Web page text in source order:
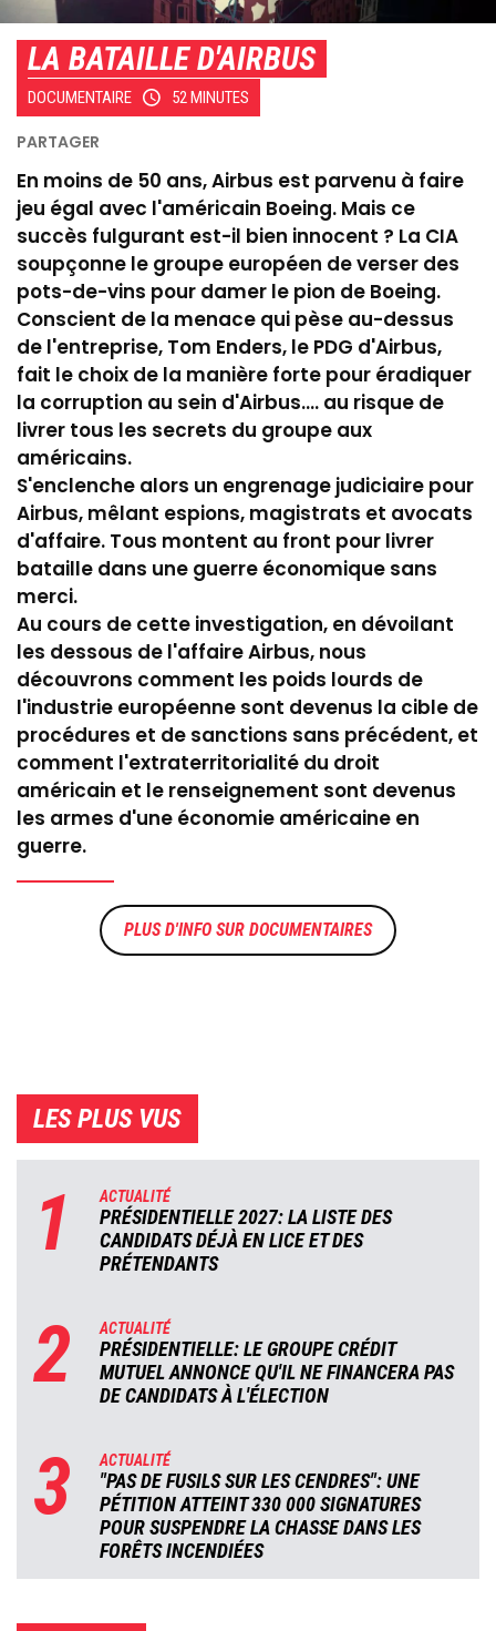
LA BATAILLE D'AIRBUS
DOCUMENTAIRE 52 MINUTES
En moins de 50 ans, Airbus est parvenu à faire
jeu égal avec l'américain Boeing. Mais ce
succès fulgurant est-il bien innocent ? La CIA
soupçonne le groupe européen de verser des
pots-de-vins pour damer le pion de Boeing.
Conscient de la menace qui pèse au-dessus
de l'entreprise, Tom Enders, le PDG d'Airbus,
fait le choix de la manière forte pour éradiquer
la corruption au sein d'Airbus.... au risque de
livrer tous les secrets du groupe aux
américains.
S'enclenche alors un engrenage judiciaire pour
Airbus, mêlant espions, magistrats et avocats
d'affaire. Tous montent au front pour livrer
bataille dans une guerre économique sans
merci.
Au cours de cette investigation, en dévoilant
les dessous de l'affaire Airbus, nous
découvrons comment les poids lourds de
l'industrie européenne sont devenus la cible de
procédures et de sanctions sans précédent, et
comment l'extraterritorialité du droit
américain et le renseignement sont devenus
les armes d'une économie américaine en
guerre.
DOCUMENTAIRES
LES PLUS VUS
1 ACTUALITÉ
PRÉSIDENTIELLE 2027: LA LISTE DES
CANDIDATS DÉJÀ EN LICE ET DES
PRÉTENDANTS
2 ACTUALITÉ
PRÉSIDENTIELLE: LE GROUPE CRÉDIT
MUTUEL ANNONCE QU'IL NE FINANCERA PAS
DE CANDIDATS À L'ÉLECTION
3 ACTUALITÉ
"PAS DE FUSILS SUR LES CENDRES": UNE
PÉTITION ATTEINT 330 000 SIGNATURES
POUR SUSPENDRE LA CHASSE DANS LES
FORÊTS INCENDIÉES